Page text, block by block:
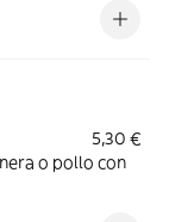
5,30 €
o pollo con